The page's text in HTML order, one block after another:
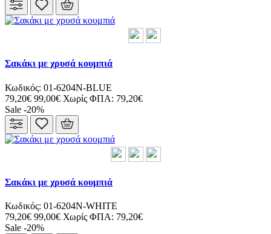
Σακάκι με χρυσά κουμπιά
Κωδικός: 01-6204N-BLUE
79,20€ 99,00€ Χωρίς ΦΠΑ: 79,20€
Sale -20%
Σακάκι με χρυσά κουμπιά
Κωδικός: 01-6204N-WHITE
79,20€ 99,00€ Χωρίς ΦΠΑ: 79,20€
Sale -20%